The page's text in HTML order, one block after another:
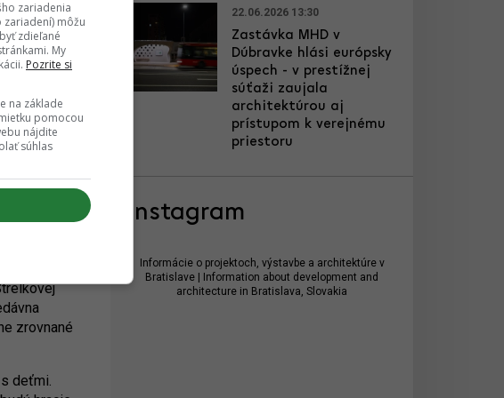
odpor,
Nino
zrovnané
deťmi.
22.06.2026 13:30
Zastávka MHD v
Dúbravke hlási európsky
úspech - v prestížnej
súťaži zaujala
architektúrou aj
prístupom k verejnému
priestoru
Instagram
Informácie o projektoch, výstavbe a architektúre v
Bratislave | Information about development and
architecture in Bratislava, Slovakia
zariadenia
môžu
zdieľané
My
Pozrite si
na základe
pomocou
nájdite
súhlas